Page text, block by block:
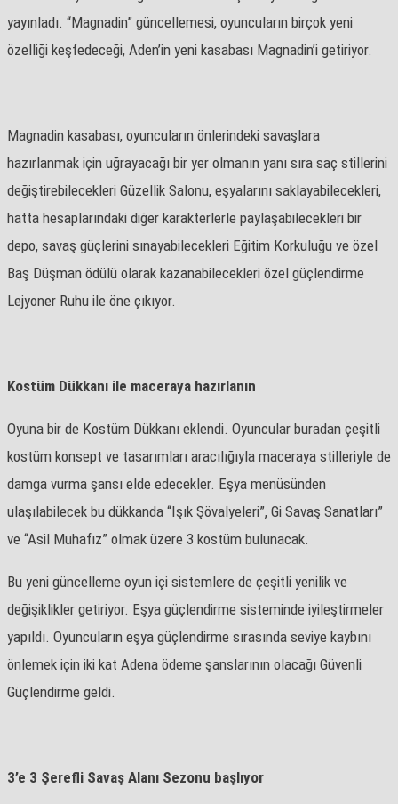
yayınladı. “Magnadin” güncellemesi, oyuncuların birçok yeni
özelliği keşfedeceği, Aden’in yeni kasabası Magnadin’i getiriyor.
Magnadin kasabası, oyuncuların önlerindeki savaşlara
hazırlanmak için uğrayacağı bir yer olmanın yanı sıra saç stillerini
değiştirebilecekleri Güzellik Salonu, eşyalarını saklayabilecekleri,
hatta hesaplarındaki diğer karakterlerle paylaşabilecekleri bir
depo, savaş güçlerini sınayabilecekleri Eğitim Korkuluğu ve özel
Baş Düşman ödülü olarak kazanabilecekleri özel güçlendirme
Lejyoner Ruhu ile öne çıkıyor.
Kostüm Dükkanı ile maceraya hazırlanın
Oyuna bir de Kostüm Dükkanı eklendi. Oyuncular buradan çeşitli
kostüm konsept ve tasarımları aracılığıyla maceraya stilleriyle de
damga vurma şansı elde edecekler. Eşya menüsünden
ulaşılabilecek bu dükkanda “Işık Şövalyeleri”, Gi Savaş Sanatları”
ve “Asil Muhafız” olmak üzere 3 kostüm bulunacak.
Bu yeni güncelleme oyun içi sistemlere de çeşitli yenilik ve
değişiklikler getiriyor. Eşya güçlendirme sisteminde iyileştirmeler
yapıldı. Oyuncuların eşya güçlendirme sırasında seviye kaybını
önlemek için iki kat Adena ödeme şanslarının olacağı Güvenli
Güçlendirme geldi.
3’e 3 Şerefli Savaş Alanı Sezonu başlıyor